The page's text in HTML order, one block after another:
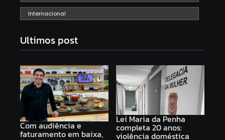
Internacional
Ultimos post
Com audiência e
faturamento em baixa,
Lei Maria da Penha
completa 20 anos:
violência doméstica